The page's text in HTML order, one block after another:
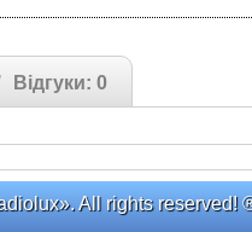
Відгуки: 0
All rights reserved!